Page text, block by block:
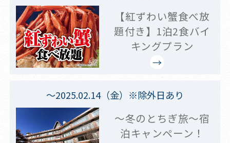
【紅ずわい蟹食べ放
題付き】1泊2食バイ
キングプラン
～2025.02.14（金）※除外日あり
～冬のとちぎ旅～宿
泊キャンペーン！